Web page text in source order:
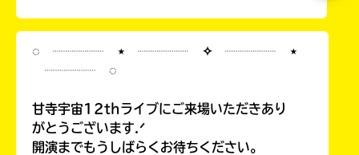
◌ ┈┈┈┈ ⋆ ┈┈┈┈ ✧ ┈┈┈┈ ⋆
┈┈┈┈ ◌
甘寺宇宙12thライブにご来場いただきあり
がとうございます.ᐟ
開演までもうしばらくお待ちください。